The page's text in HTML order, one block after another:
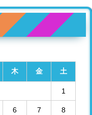
木 金 土
1
6 7 8